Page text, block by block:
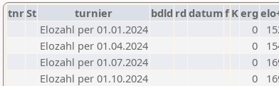
tnrSt turnier bdld rd datumf Kerg
Elozahl per 01.01.2024
0
Elozahl per 01.04.2024
0
Elozahl per 01.07.2024
0
Elozahl per 01.10.2024
0